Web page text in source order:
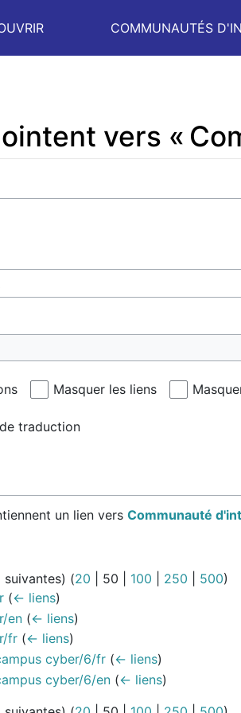
COMMUNAUTÉS
vers «
Masquer les liens
traduction
un lien vers Communauté
suivantes) (20 50 100 250 500)
(← liens)
en (← liens)
fr (← liens)
cyber/6/fr (← liens)
cyber/6/en (← liens)